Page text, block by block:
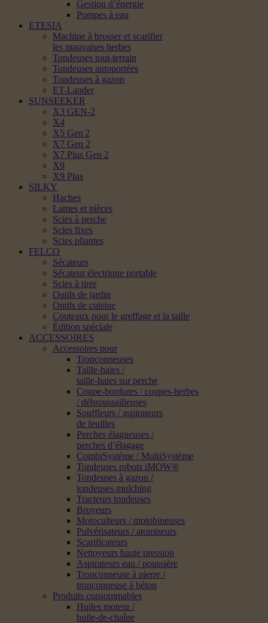
Gestion d’énergie
Pompes à eau
ETESIA
Machine à brosser et scarifier
les mauvaises herbes
Tondeuses tout-terrain
Tondeuses autoportées
Tondeuses à gazon
ET-Lander
SUNSEEKER
X3 GEN-2
X4
X5 Gen 2
X7 Gen 2
X7 Plus Gen 2
X9
X9 Plus
SILKY
Haches
Lames et pièces
Scies à perche
Scies fixes
Scies pliantes
FELCO
Sécateurs
Sécateur électrique portable
Scies à tirer
Outils de jardin
Outils de cuisine
Couteaux pour le greffage et la taille
Édition spéciale
ACCESSOIRES
Accessoires pour
Tronçonneuses
Taille-haies /
taille-haies sur perche
Coupe-bordures / coupes-herbes
/ débroussailleuses
Souffleurs / aspirateurs
de feuilles
Perches élagueuses /
perches d’élagage
CombiSystème / MultiSystème
Tondeuses robots iMOW®
Tondeuses à gazon /
tondeuses mulching
Tracteurs tondeuses
Broyeurs
Motoculteurs / motobineuses
Pulvérisateurs / atomiseurs
Scarificateurs
Nettoyeurs haute pression
Aspirateurs eau / poussière
Tronçonneuse à pierre /
tronçonneuse à béton
Produits consommables
Huiles moteur /
huile-de-chaîne